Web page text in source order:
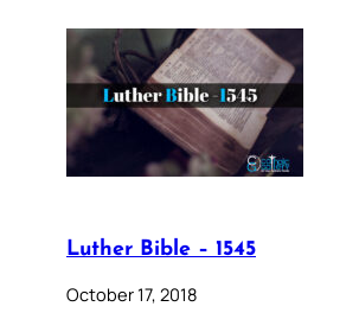
Luther Bible – 1545
October 17, 2018